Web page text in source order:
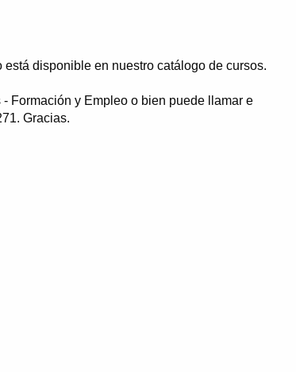
disponible en nuestro catálogo de cursos.
Formación y Empleo o bien puede llamar e
Gracias.